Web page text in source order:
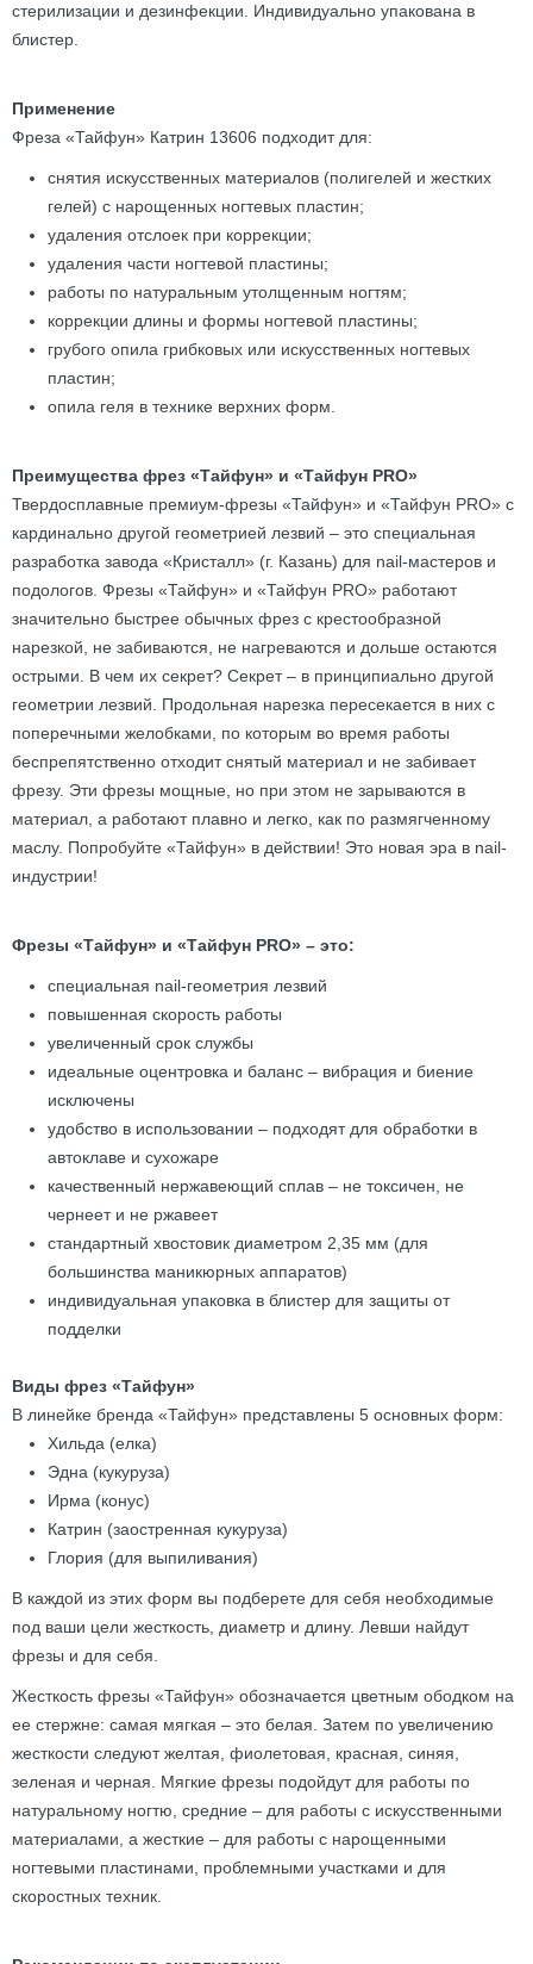
стерилизации и дезинфекции. Индивидуально упакована в
блистер.
Применение
Фреза «Тайфун» Катрин 13606 подходит для:
снятия искусственных материалов (полигелей и жестких
гелей) с нарощенных ногтевых пластин;
удаления отслоек при коррекции;
удаления части ногтевой пластины;
работы по натуральным утолщенным ногтям;
коррекции длины и формы ногтевой пластины;
грубого опила грибковых или искусственных ногтевых
пластин;
опила геля в технике верхних форм.
Преимущества фрез «Тайфун» и «Тайфун PRO»
Твердосплавные премиум-фрезы «Тайфун» и «Тайфун PRO» с
кардинально другой геометрией лезвий – это специальная
разработка завода «Кристалл» (г. Казань) для nail-мастеров и
подологов. Фрезы «Тайфун» и «Тайфун PRO» работают
значительно быстрее обычных фрез с крестообразной
нарезкой, не забиваются, не нагреваются и дольше остаются
острыми. В чем их секрет? Секрет – в принципиально другой
геометрии лезвий. Продольная нарезка пересекается в них с
поперечными желобками, по которым во время работы
беспрепятственно отходит снятый материал и не забивает
фрезу. Эти фрезы мощные, но при этом не зарываются в
материал, а работают плавно и легко, как по размягченному
маслу. Попробуйте «Тайфун» в действии! Это новая эра в nail-
индустрии!
Фрезы «Тайфун» и «Тайфун PRO» – это:
специальная nail-геометрия лезвий
повышенная скорость работы
увеличенный срок службы
идеальные оцентровка и баланс – вибрация и биение
исключены
удобство в использовании – подходят для обработки в
автоклаве и сухожаре
качественный нержавеющий сплав – не токсичен, не
чернеет и не ржавеет
стандартный хвостовик диаметром 2,35 мм (для
большинства маникюрных аппаратов)
индивидуальная упаковка в блистер для защиты от
подделки
Виды фрез «Тайфун»
В линейке бренда «Тайфун» представлены 5 основных форм:
Хильда (елка)
Эдна (кукуруза)
Ирма (конус)
Катрин (заостренная кукуруза)
Глория (для выпиливания)
В каждой из этих форм вы подберете для себя необходимые
под ваши цели жесткость, диаметр и длину. Левши найдут
фрезы и для себя.
Жесткость фрезы «Тайфун» обозначается цветным ободком на
ее стержне: самая мягкая – это белая. Затем по увеличению
жесткости следуют желтая, фиолетовая, красная, синяя,
зеленая и черная. Мягкие фрезы подойдут для работы по
натуральному ногтю, средние – для работы с искусственными
материалами, а жесткие – для работы с нарощенными
ногтевыми пластинами, проблемными участками и для
скоростных техник.